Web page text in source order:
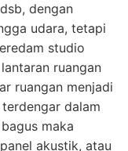
dengan
udara, tetapi
studio
ruangan
ruangan menjadi
dalam
maka
akustik, atau